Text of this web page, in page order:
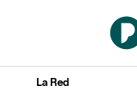
Saltar al contenido
La Red